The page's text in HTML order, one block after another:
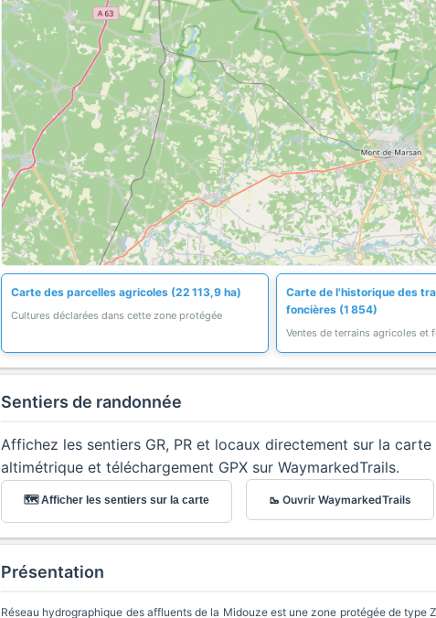
Carte des parcelles agricoles (22 113,9 ha)
Cultures déclarées dans cette zone protégée
Carte de l'historique des
foncières (1 854)
Ventes de terrains agricoles et
Sentiers de randonnée
Affichez les sentiers GR, PR et locaux directement sur la
altimétrique et téléchargement GPX sur WaymarkedTrails.
🗺️ Afficher les sentiers sur la carte 🥾 Ouvrir WaymarkedTrails
Présentation
Réseau hydrographique des affluents de la Midouze est une zone protégée de